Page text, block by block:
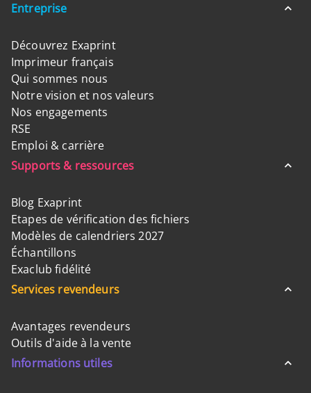
Entreprise
Découvrez Exaprint
Imprimeur français
Qui sommes nous
Notre vision et nos valeurs
Nos engagements
RSE
Emploi & carrière
Supports & ressources
Blog Exaprint
Etapes de vérification des fichiers
Modèles de calendriers 2027
Échantillons
Exaclub fidélité
Services revendeurs
Avantages revendeurs
Outils d'aide à la vente
Informations utiles